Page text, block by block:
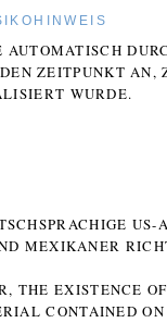
ZEITPUNKT
WURDE.
MEXIKANER
EXISTENCE
CONTAINED